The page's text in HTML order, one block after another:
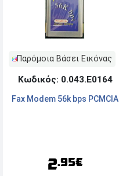
Παρόμοια Βάσει Εικόνας
Κωδικός: 0.043.Ε0164
Fax Modem 56k bps PCMCIA
2.95€